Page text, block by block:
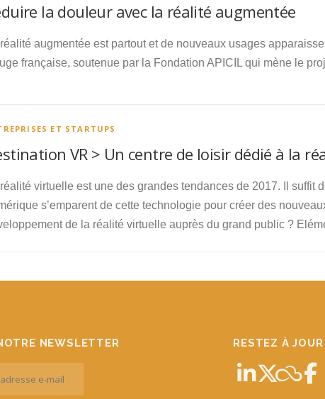
la douleur avec la réalité augmentée
réalité augmentée est partout et de nouveaux usages
française, soutenue par la Fondation APICIL qui mène le
ET STARTUPS
VR > Un centre de loisir dédié à la
virtuelle est une des grandes tendances de 2017. Il suffit
s’emparent de cette technologie pour créer des
de la réalité virtuelle auprès du grand public ?
NEWSLETTER RESTEZ À JOUR